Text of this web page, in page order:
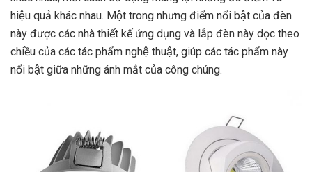
hiệu quả khác nhau. Một trong nhưng điểm nổi bật của đèn
này được các nhà thiết kế ứng dụng và lắp đèn này dọc theo
chiều của các tác phẩm nghệ thuật, giúp các tác phẩm này
nổi bật giữa những ánh mắt của công chúng.